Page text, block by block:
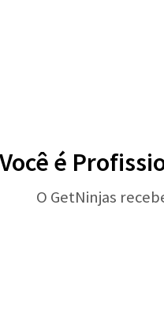
Você é
O GetNinjas